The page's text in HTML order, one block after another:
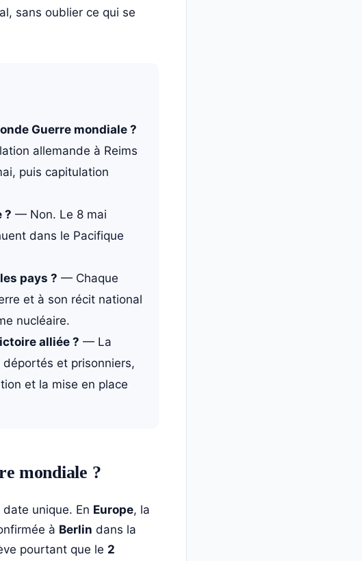
sans oublier ce qui se
Guerre mondiale ?
allemande à Reims
puis capitulation
? — Non. Le 8 mai
dans le Pacifique
pays ? — Chaque
et à son récit national
nucléaire.
alliée ? — La
déportés et prisonniers,
et la mise en place
mondiale ?
unique. En Europe, la
à Berlin dans la
pourtant que le 2